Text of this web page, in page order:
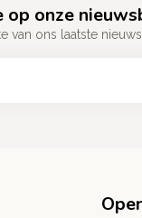
op onze
van ons laatste nieuws